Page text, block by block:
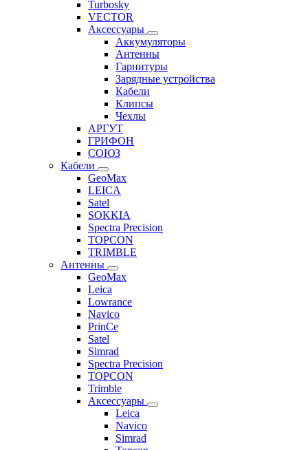
Turbosky
VECTOR
Аксессуары
Аккумуляторы
Антенны
Гарнитуры
Зарядные устройства
Кабели
Клипсы
Чехлы
АРГУТ
ГРИФОН
СОЮЗ
Кабели
GeoMax
LEICA
Satel
SOKKIA
Spectra Precision
TOPCON
TRIMBLE
Антенны
GeoMax
Leica
Lowrance
Navico
PrinCe
Satel
Simrad
Spectra Precision
TOPCON
Trimble
Аксессуары
Leica
Navico
Simrad